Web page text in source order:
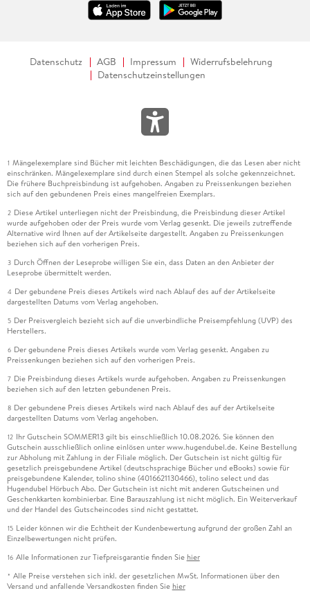
Datenschutz AGB Impressum
Widerrufsbelehrung
Datenschutzeinstellungen
1 Mängelexemplare sind Bücher mit leichten Beschädigungen, die das Lesen aber nicht
einschränken. Mängelexemplare sind durch einen Stempel als solche gekennzeichnet.
Die frühere Buchpreisbindung ist aufgehoben. Angaben zu Preissenkungen beziehen
sich auf den gebundenen Preis eines mangelfreien Exemplars.
2 Diese Artikel unterliegen nicht der Preisbindung, die Preisbindung dieser Artikel
wurde aufgehoben oder der Preis wurde vom Verlag gesenkt. Die jeweils zutreffende
Alternative wird Ihnen auf der Artikelseite dargestellt. Angaben zu Preissenkungen
beziehen sich auf den vorherigen Preis.
3 Durch Öffnen der Leseprobe willigen Sie ein, dass Daten an den Anbieter der
Leseprobe übermittelt werden.
4 Der gebundene Preis dieses Artikels wird nach Ablauf des auf der Artikelseite
dargestellten Datums vom Verlag angehoben.
5 Der Preisvergleich bezieht sich auf die unverbindliche Preisempfehlung (UVP) des
Herstellers.
6 Der gebundene Preis dieses Artikels wurde vom Verlag gesenkt. Angaben zu
Preissenkungen beziehen sich auf den vorherigen Preis.
7 Die Preisbindung dieses Artikels wurde aufgehoben. Angaben zu Preissenkungen
beziehen sich auf den letzten gebundenen Preis.
8 Der gebundene Preis dieses Artikels wird nach Ablauf des auf der Artikelseite
dargestellten Datums vom Verlag angehoben.
12 Ihr Gutschein SOMMER13 gilt bis einschließlich 10.08.2026. Sie können den
Gutschein ausschließlich online einlösen unter www.hugendubel.de. Keine Bestellung
zur Abholung mit Zahlung in der Filiale möglich. Der Gutschein ist nicht gültig für
gesetzlich preisgebundene Artikel (deutschsprachige Bücher und eBooks) sowie für
preisgebundene Kalender, tolino shine (4016621130466), tolino select und das
Hugendubel Hörbuch Abo. Der Gutschein ist nicht mit anderen Gutscheinen und
Geschenkkarten kombinierbar. Eine Barauszahlung ist nicht möglich. Ein Weiterverkauf
und der Handel des Gutscheincodes sind nicht gestattet.
15 Leider können wir die Echtheit der Kundenbewertung aufgrund der großen Zahl an
Einzelbewertungen nicht prüfen.
16 Alle Informationen zur Tiefpreisgarantie finden Sie hier
* Alle Preise verstehen sich inkl. der gesetzlichen MwSt. Informationen über den
Versand und anfallende Versandkosten finden Sie hier